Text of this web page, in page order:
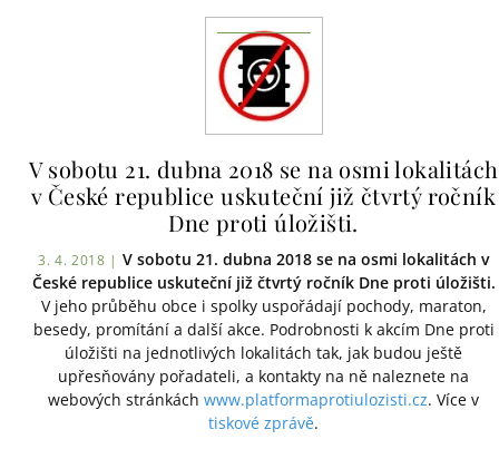
V sobotu 21. dubna 2018 se na osmi lokalitách
v České republice uskuteční již čtvrtý ročník
Dne proti úložišti.
3. 4. 2018 | V sobotu 21. dubna 2018 se na osmi lokalitách v
České republice uskuteční již čtvrtý ročník Dne proti úložišti.
V jeho průběhu obce i spolky uspořádají pochody, maraton,
besedy, promítání a další akce. Podrobnosti k akcím Dne proti
úložišti na jednotlivých lokalitách tak, jak budou ještě
upřesňovány pořadateli, a kontakty na ně naleznete na
webových stránkách www.platformaprotiulozisti.cz. Více v
tiskové zprávě.